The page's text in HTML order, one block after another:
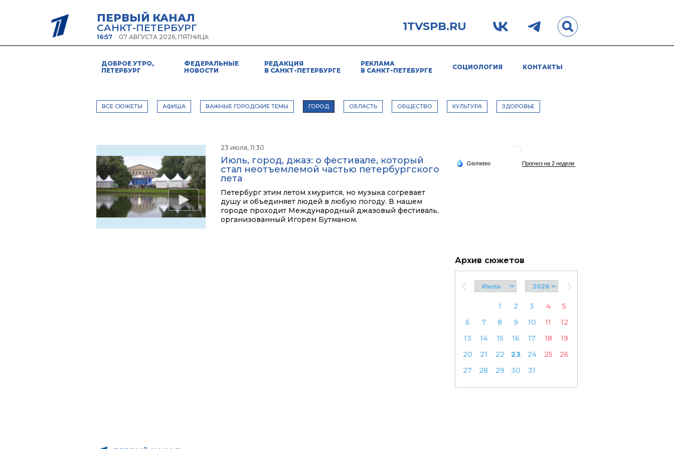
ПЕРВЫЙ КАНАЛ
САНКТ-ПЕТЕРБУРГ
16:57 07 АВГУСТА 2026, ПЯТНИЦА
1TVSPB.RU
ДОБРОЕ УТРО,
ПЕТЕРБУРГ
ФЕДЕРАЛЬНЫЕ
НОВОСТИ
РЕДАКЦИЯ
В САНКТ-ПЕТЕРБУРГЕ
РЕКЛАМА
В САНКТ-ПЕТЕБУРГЕ
СОЦИОЛОГИЯ КОНТАКТЫ
ВСЕ СЮЖЕТЫ АФИША ВАЖНЫЕ ГОРОДСКИЕ ТЕМЫ ГОРОД ОБЛАСТЬ ОБЩЕСТВО КУЛЬТУРА ЗДОРОВЬЕ
23 июля, 11:30
Июль, город, джаз: о фестивале, который
стал неотъемлемой частью петербургского
лета
Петербург этим летом хмурится, но музыка согревает
душу и объединяет людей в любую погоду. В нашем
городе проходит Международный джазовый фестиваль,
организованный Игорем Бутманом.
Архив сюжетов
1 2 3 4
5
6
7 8 9 10 11
12
13
14 15 16 17 18
19
20
21 22 23 24 25
26
27
28 29 30 31